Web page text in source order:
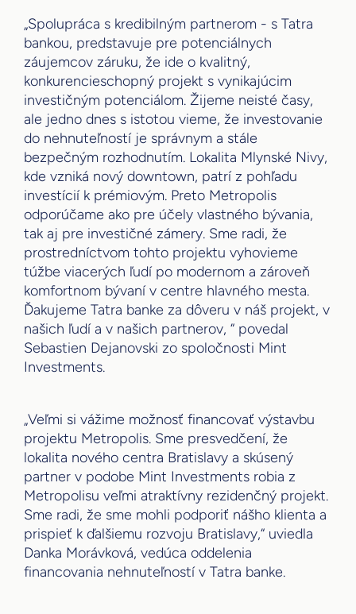
„Spolupráca s kredibilným partnerom - s Tatra
bankou, predstavuje pre potenciálnych
záujemcov záruku, že ide o kvalitný,
konkurencieschopný projekt s vynikajúcim
investičným potenciálom. Žijeme neisté časy,
ale jedno dnes s istotou vieme, že investovanie
do nehnuteľností je správnym a stále
bezpečným rozhodnutím. Lokalita Mlynské Nivy,
kde vzniká nový downtown, patrí z pohľadu
investícií k prémiovým. Preto Metropolis
odporúčame ako pre účely vlastného bývania,
tak aj pre investičné zámery. Sme radi, že
prostredníctvom tohto projektu vyhovieme
túžbe viacerých ľudí po modernom a zároveň
komfortnom bývaní v centre hlavného mesta.
Ďakujeme Tatra banke za dôveru v náš projekt, v
našich ľudí a v našich partnerov, “ povedal
Sebastien Dejanovski zo spoločnosti Mint
Investments.
„Veľmi si vážime možnosť financovať výstavbu
projektu Metropolis. Sme presvedčení, že
lokalita nového centra Bratislavy a skúsený
partner v podobe Mint Investments robia z
Metropolisu veľmi atraktívny rezidenčný projekt.
Sme radi, že sme mohli podporiť nášho klienta a
prispieť k ďalšiemu rozvoju Bratislavy,“ uviedla
Danka Morávková, vedúca oddelenia
financovania nehnuteľností v Tatra banke.